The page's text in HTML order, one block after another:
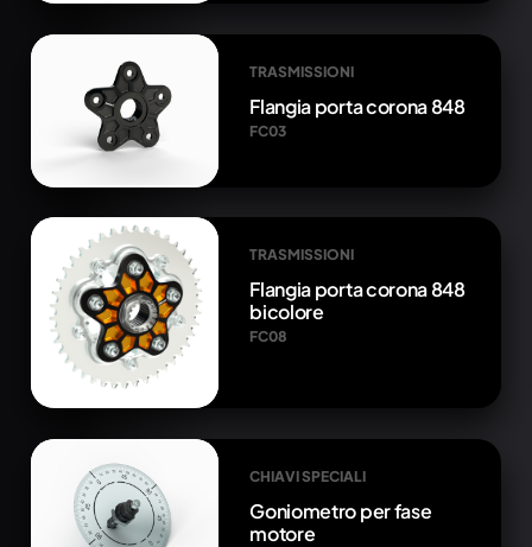
TRASMISSIONI
Flangia porta corona 848
FC03
TRASMISSIONI
Flangia porta corona 848
bicolore
FC08
CHIAVI SPECIALI
Goniometro per fase
motore